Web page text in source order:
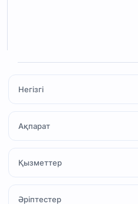
Негізгі
Мақала
Ihsan Media
Ақпарат
Намаз
Ислам қабылдау
Қызметтер
«Зекет» қоры
Әріптестер